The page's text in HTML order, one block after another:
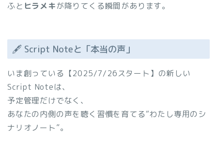
ふと ヒラメキが降りてくる瞬間があります。
🖋️ Script Noteと「本当の声」
いま創っている【2025/7/26スタート】の新しい
Script Noteは、
予定管理だけでなく、
あなたの内側の声を聴く習慣を育てる“わたし専用のシ
ナリオノート”。